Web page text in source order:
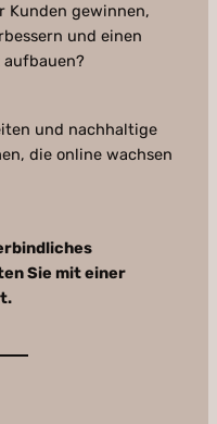
Kunden gewinnen,
und einen
und nachhaltige
die online wachsen
Sie mit einer